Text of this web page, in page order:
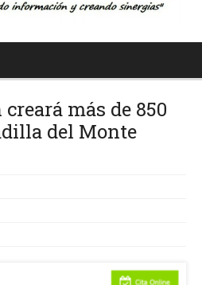
más de 850
del Monte